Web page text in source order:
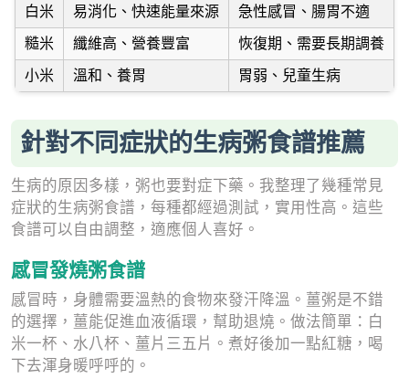
白米 易消化、快速能量來源 急性感冒、腸胃不適
糙米 纖維高、營養豐富 恢復期、需要長期調養
小米 溫和、養胃 胃弱、兒童生病
針對不同症狀的生病粥食譜推薦
生病的原因多樣，粥也要對症下藥。我整理了幾種常見
症狀的生病粥食譜，每種都經過測試，實用性高。這些
食譜可以自由調整，適應個人喜好。
感冒發燒粥食譜
感冒時，身體需要溫熱的食物來發汗降溫。薑粥是不錯
的選擇，薑能促進血液循環，幫助退燒。做法簡單：白
米一杯、水八杯、薑片三五片。煮好後加一點紅糖，喝
下去渾身暖呼呼的。